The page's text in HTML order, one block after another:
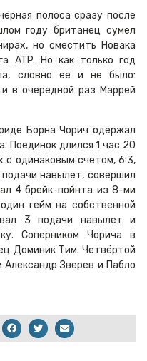
полоса сразу после
году британец сумел
но сместить Новака
ATP. Но как только год
словно её и не было:
в очередной раз Маррей
Борна Чорич одержал
Поединок длился 1 час 20
с одинаковым счётом, 6:3,
навылет, совершил
4 брейк-пойнта из 8-ми
гейм на собственной
3 подачи навылет и
Соперником Чорича в
Доминик Тим. Четвёртой
Зверев и Пабло